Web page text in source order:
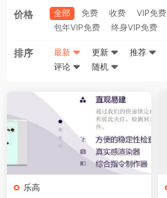
价格 全部 免费 收费 VIP免费
包年VIP免费
终身VIP免费
排序 最新 更新 推荐
评论
随机
乐高